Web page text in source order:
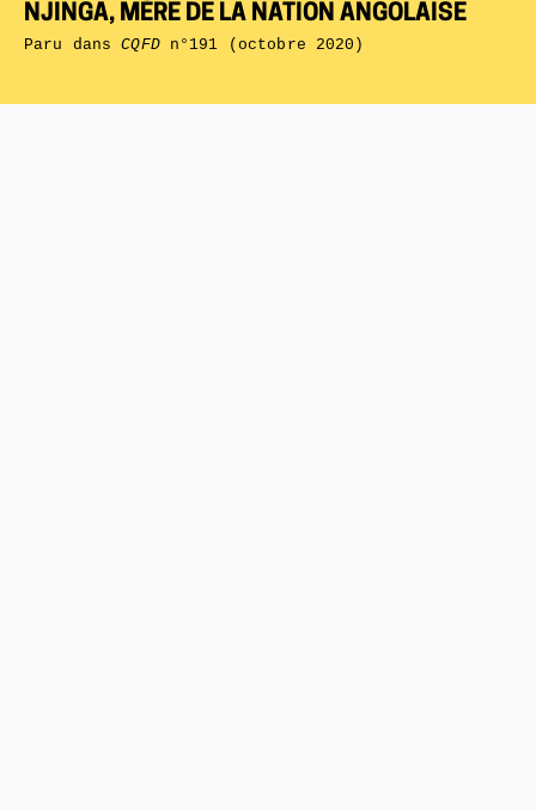
NJINGA, MÈRE DE LA NATION ANGOLAISE
Paru dansCQFDn°191 (octobre 2020)